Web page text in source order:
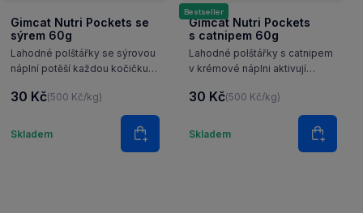
Gimcat Nutri Pockets se
sýrem 60g
Lahodné polštářky se sýrovou
náplní potěší každou kočičku.
hladinu taurinu potřebného pro
normální srdeční činnost a pro
podporu zraku.
30 Kč(500 Kč/kg)
Skladem
Množství
Do košíku
Bestseller
Gimcat Nutri Pockets
s catnipem 60g
Lahodné polštářky s catnipem
v krémové náplni aktivují
a posilují vitalitu.
30 Kč(500 Kč/kg)
Skladem
Množství
Do